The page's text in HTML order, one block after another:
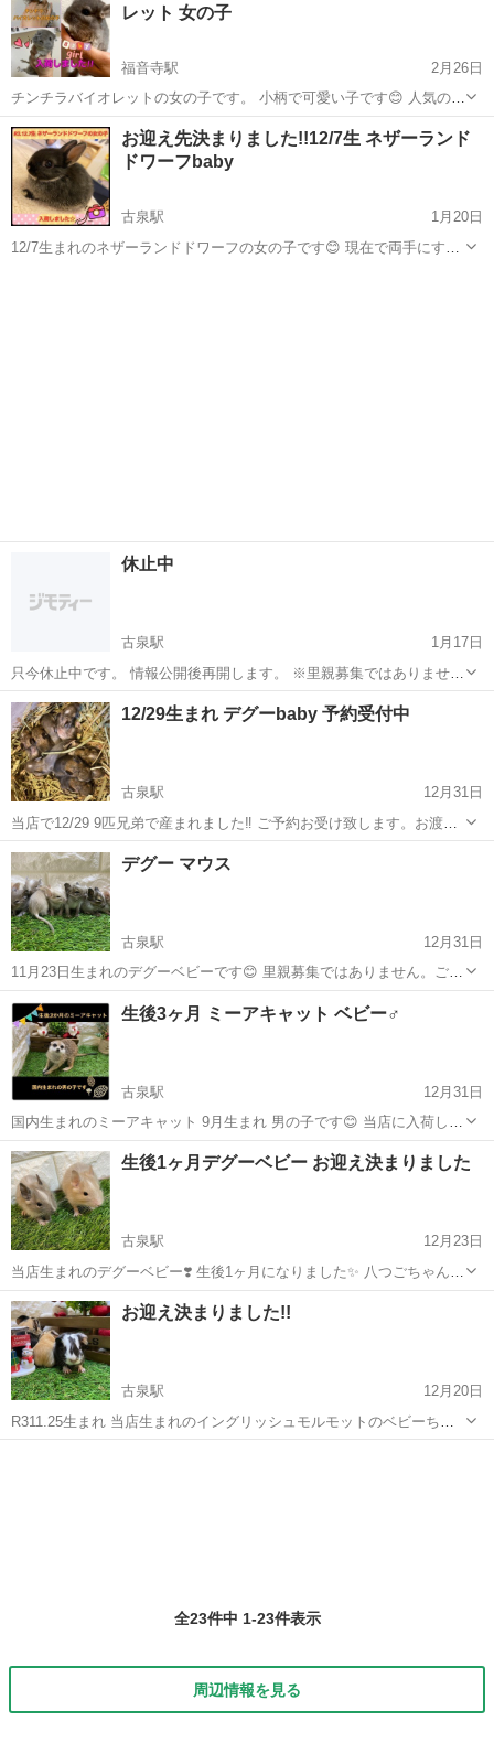
レット 女の子
福音寺駅
2月26日
チンチラバイオレットの女の子です。 小柄で可愛い子です😊 人気のバ
イオレットカラー入荷しました!! 価格等、気になられた方は、お問い
合わせお待ちしております☺️ #しっぽのきもち#小動物#エキゾチック
アニマル#取扱店...
愛媛 松山市 福音寺駅 ペットショップ
エキゾチックアニマル
お迎え先決まりました!!12/7生 ネザーランド
ドワーフbaby
古泉駅
1月20日
12/7生まれのネザーランドドワーフの女の子です😊 現在で両手にすっ
休止中
古泉駅
1月17日
只今休止中です。 情報公開後再開します。 ※里親募集ではありませ
ん。 価格等気になられましたらお気軽にお問い合わせ下さいませ。
愛媛 伊予郡 古泉駅 ペットショップ
12/29生まれ デグーbaby 予約受付中
古泉駅
12月31日
当店で12/29 9匹兄弟で産まれました‼️ ご予約お受け致します。お渡し
は離乳後(約1ヶ月後)となります。 カラーによって価格が変わります。
・ブルー1匹 ・ブルーパイド1匹 ・アグーチパイド4匹 ・アグーチ3匹
当店...
愛媛 伊予郡 古泉駅
デグー マウス
古泉駅
12月31日
11月23日生まれのデグーベビーです😊 里親募集ではありません。ご了
承くださいませ。 当店で産まれたベビー達になりますのでお安く販売
させて頂きます。 気になられた方はカラーによって金額が異なります
のでまずはお問い合...
愛媛 伊予郡 古泉駅 ペットショップ デグー
生後3ヶ月 ミーアキャット ベビー♂
古泉駅
12月31日
国内生まれのミーアキャット 9月生まれ 男の子です😊 当店に入荷した
ばかりの時は、すごく臆病な子でしたが今は、後ろをついてまわるベ
タ慣れ君になっています☺️ 里親募集ではありませんのでご了承くださ
いませ。。 気になら...
愛媛 伊予郡 古泉駅 ペットショップ ミーアキャット
生後1ヶ月デグーベビー お迎え決まりました
古泉駅
12月23日
当店生まれのデグーベビー❣️ 生後1ヶ月になりました✨ 八つごちゃん達
のカラーもハッキリし始め、みんなすごく綺麗な毛色に成長してくれ
てます☺️ 気になられる方はお気軽にお問い合わせ下さいませ。🙌✨ ※
里親募集ではあり...
愛媛 伊予郡 古泉駅 ペットショップ
お迎え決まりました!!
古泉駅
12月20日
R311.25生まれ 当店生まれのイングリッシュモルモットのベビーちゃ
ん達です☺️ 里親募集ではございませんのでご了承ください。 お安く販
全23件中 1-23件表示
周辺情報を見る